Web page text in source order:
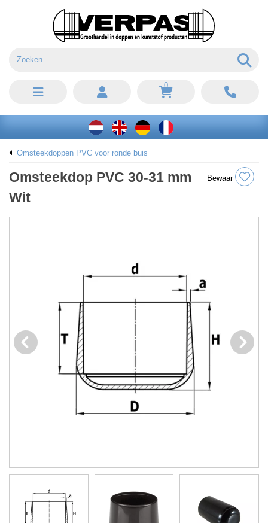
0
Omsteekdoppen PVC voor ronde buis
Omsteekdop PVC 30-31 mm
Wit
Bewaar